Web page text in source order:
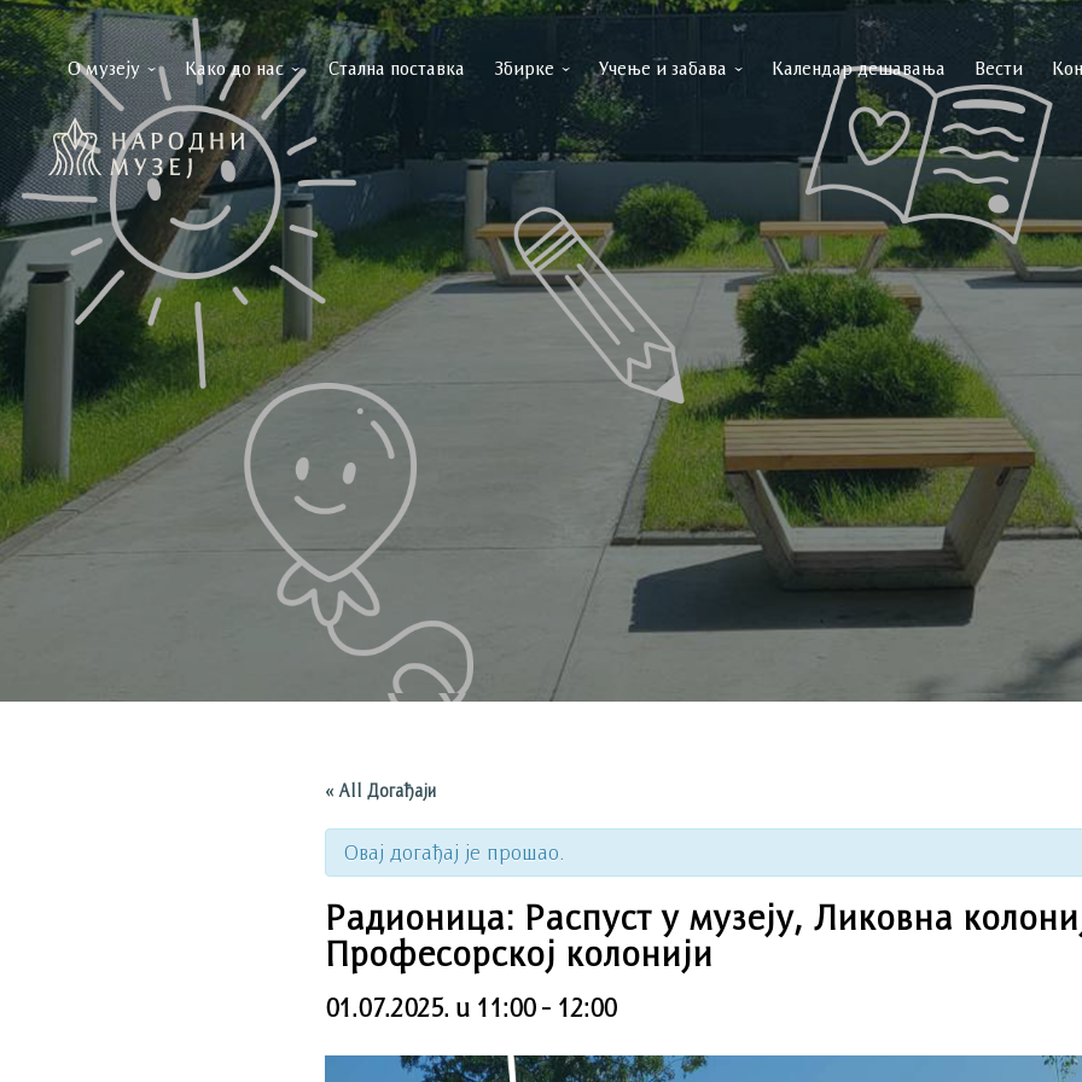
О музеју Како до нас Стална поставка Збирке Учење и забава Календар дешавања Вести
« All Догађаји
Овај догађај је прошао.
Радионица: Распуст у музеју, Ликовна
Професорској колонији
01.07.2025. u 11:00- 12:00